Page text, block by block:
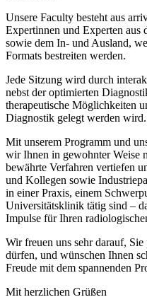
Unsere Faculty besteht aus
Expertinnen und Experten
sowie dem In- und Ausland,
Formats bestreiten werden.
Jede Sitzung wird durch
nebst der optimierten
therapeutische Möglichkeiten
Diagnostik gelegt werden wird.
Mit unserem Programm und
wir Ihnen in gewohnter Weise
bewährte Verfahren vertiefen
und Kollegen sowie
in einer Praxis, einem
Universitätsklinik tätig sind –
Impulse für Ihren
Wir freuen uns sehr darauf,
dürfen, und wünschen Ihnen
Freude mit dem spannenden
Mit herzlichen Grüßen